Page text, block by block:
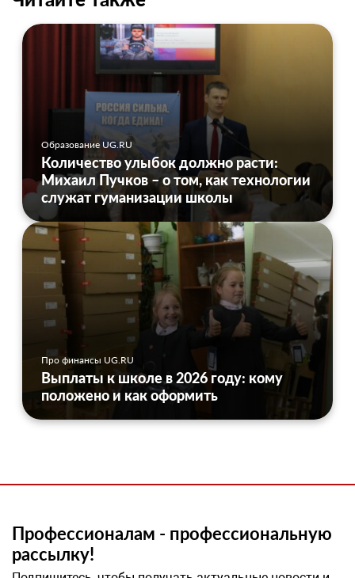
Образование UG.RU
Количество улыбок должно расти:
Михаил Пучков – о том, как технологии
служат гуманизации школы
Про финансы UG.RU
Выплаты к школе в 2026 году: кому
положено и как оформить
Профессионалам - профессиональную
рассылку!